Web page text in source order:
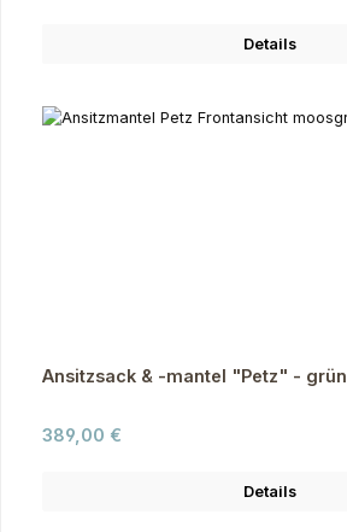
Details
Ansitzsack & -mantel "Petz" - grün
Regulärer Preis:
389,00 €
Details